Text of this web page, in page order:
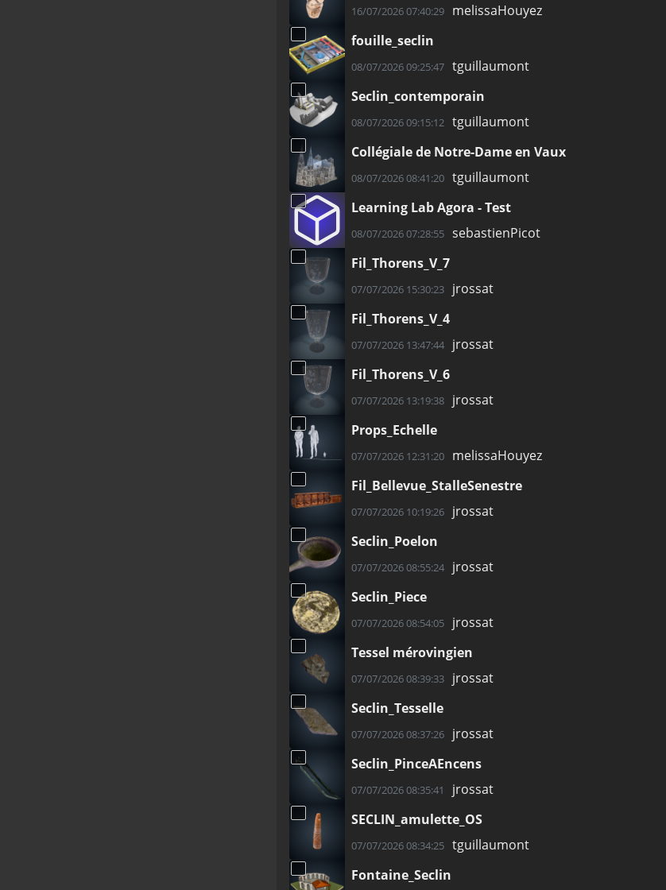
16/07/2026 07:40:29 melissaHouyez
fouille_seclin
08/07/2026 09:25:47 tguillaumont
Seclin_contemporain
08/07/2026 09:15:12 tguillaumont
Collégiale de Notre-Dame en Vaux
08/07/2026 08:41:20 tguillaumont
Learning Lab Agora - Test
08/07/2026 07:28:55 sebastienPicot
Fil_Thorens_V_7
07/07/2026 15:30:23 jrossat
Fil_Thorens_V_4
07/07/2026 13:47:44 jrossat
Fil_Thorens_V_6
07/07/2026 13:19:38 jrossat
Props_Echelle
07/07/2026 12:31:20 melissaHouyez
Fil_Bellevue_StalleSenestre
07/07/2026 10:19:26 jrossat
Seclin_Poelon
07/07/2026 08:55:24 jrossat
Seclin_Piece
07/07/2026 08:54:05 jrossat
Tessel mérovingien
07/07/2026 08:39:33 jrossat
Seclin_Tesselle
07/07/2026 08:37:26 jrossat
Seclin_PinceAEncens
07/07/2026 08:35:41 jrossat
SECLIN_amulette_OS
07/07/2026 08:34:25 tguillaumont
Fontaine_Seclin